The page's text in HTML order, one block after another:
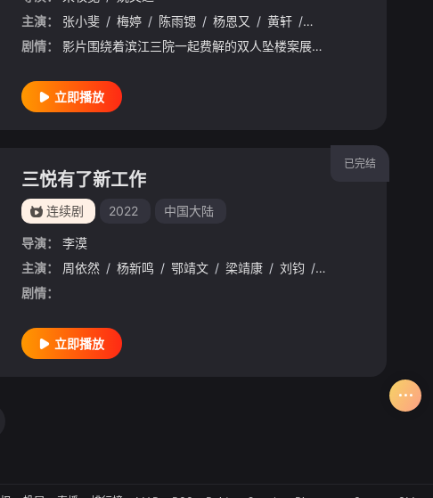
主演：
张小斐 / 梅婷 / 陈雨锶 / 杨恩又 / 黄轩 / 李庚希
剧情：
影片围绕着滨江三院一起费解的双人坠楼案展开，资深媒体人叶攀（张小斐 饰）始终秉持追寻真相的原则，她在调查中先后将护士李悦和母亲尤茜报道为嫌疑人，却因此引发舆情，事态逐渐失控。
立即播放
已完结
三悦有了新工作
连续剧 2022 中国大陆
导演：
李漠
主演：
周依然 / 杨新鸣 / 鄂靖文 / 梁靖康 / 刘钧 / 康可人
剧情：
立即播放